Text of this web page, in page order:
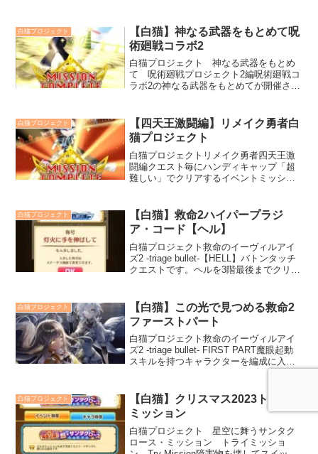
がアップします。お掃除ボックス
白猫プロジェクト
【白猫】神なる武器をもとめて呪
術廻戦コラボ2
白猫プロジェクト 神なる武器をもとめ
て 呪術廻戦プロジェクト2編呪術廻戦コ
ラボ2の神なる武器をもとめてが開催され
しながらボス面に進んでクリアしまし
た。
白猫プロジェクト
【四天王激闘編】リメイク勇者白
猫プロジェクト
白猫プロジェクトリメイク勇者四天王激
闘編クエスト毎にハンディキャップ「超
難しい」でクリアするイベントミッショ
えるアクセサリです。特殊カテゴリーに
ルーンセイバーのアクションスキル強化
＋150%があります。
白猫プロジェクト
【白猫】救命2ハイパープラジ
ア・コード【ヘル】
白猫プロジェクト救命のイーヴィルアイ
ズ2 -triage bullet-【HELL】バトンタッチ
クエストです。ヘルを3階最後までクリア
ード】
白猫プロジェクト
【白猫】この光で見つめる救命2
ファーストパート
白猫プロジェクト救命のイーヴィルアイ
ズ2 -triage bullet- FIRST PART魔眼起動
スキルを持つキャラクターを編成に入れ
ると有利です。この光で見つめる【救出
暗澹たる進軍【救出クエスト】
白猫プロジェクト
【白猫】クリスマス2023トライ
ミッション
白猫プロジェクト 星空に舞うサンタク
ロース・ミッション トライミッショ